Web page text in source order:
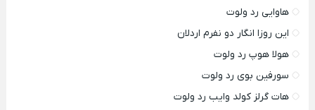
هاوایی رد ولوت
این روزا انگار دو نفرم اردلان
هولا هوپ رد ولوت
سورفین بوی رد ولوت
هات گرلز کولد وایب رد ولوت